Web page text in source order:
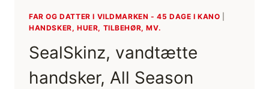
FAR OG DATTER I VILDMARKEN - 45 DAGE I KANO
HANDSKER, HUER, TILBEHØR, MV.
SealSkinz, vandtætte
handsker, All Season